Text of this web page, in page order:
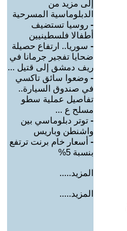
إلى مزيد من
الدبلوماسية المسرحية
- روسيا تستضيف
أطفالا فلسطينيين
- سوريا.. ارتفاع حصيلة
ضحايا تفجير جرمانا في
ريف دمشق إلى قتيل ...
- وضعوا سائق تاكسي
في صندوق السيارة..
تفاصيل عملية سطو
مسلح ع ...
- توتر دبلوماسي بين
واشنطن وباريس
- أسعار خام برنت ترتفع
بنسبة 5%
المزيد.....
المزيد.....